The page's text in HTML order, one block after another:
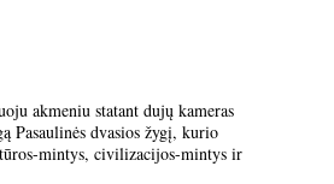
akmeniu statant dujų kameras
Pasaulinės dvasios žygį, kurio
mintys, civilizacijos-mintys ir